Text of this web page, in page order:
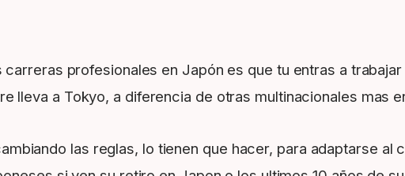
profesionales en Japón es que tu entras a
lleva a Tokyo, a diferencia de otras multinacionales mas
las reglas, lo tienen que hacer, para adaptarse al